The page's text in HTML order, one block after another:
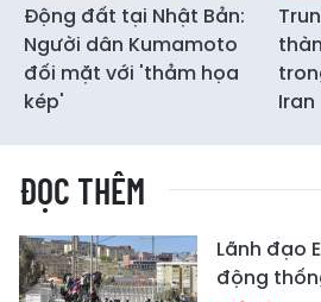
Động đất tại Nhật Bản:
Người dân Kumamoto
đối mặt với 'thảm họa
kép'
Iran
ĐỌC THÊM
Lãnh đạo
động